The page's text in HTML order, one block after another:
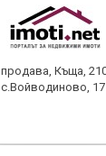
продава, Къща,
с.Войводиново,